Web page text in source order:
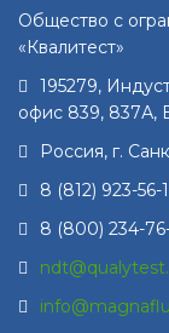
Общество с
«Квалитест»
195279,
офис 839, 837А,
Россия, г.
8 (812) 923-56-
8 (800) 234-